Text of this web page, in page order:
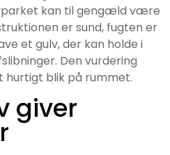
kan til gengæld være
er sund, fugten er
et gulv, der kan holde i
Den vurdering
blik på rummet.
giver